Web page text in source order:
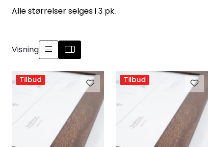
Alle størrelser selges i 3 pk.
Visning
Tilbud Tilbud
Canvas
Malerier
Speil
Trykk av bilder/skilt og innramming
SOMMEROUTLET